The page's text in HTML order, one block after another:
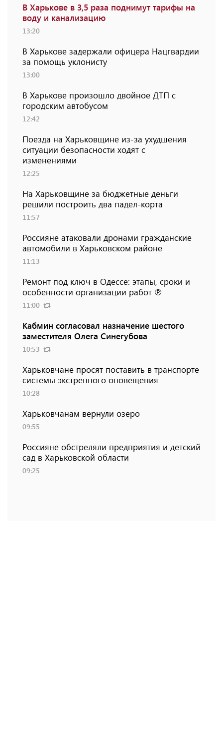
В Харькове в 3,5 раза поднимут тарифы на
воду и канализацию
13:20
В Харькове задержали офицера Нацгвардии
за помощь уклонисту
13:00
В Харькове произошло двойное ДТП с
городским автобусом
12:42
Поезда на Харьковщине из-за ухудшения
ситуации безопасности ходят с
изменениями
12:25
На Харьковщине за бюджетные деньги
решили построить два падел-корта
11:57
Россияне атаковали дронами гражданские
автомобили в Харьковском районе
11:13
Ремонт под ключ в Одессе: этапы, сроки и
особенности организации работ ℗
11:00
Кабмин согласовал назначение шестого
заместителя Олега Синегубова
10:53
Харьковчане просят поставить в транспорте
системы экстренного оповещения
10:28
Харьковчанам вернули озеро
09:55
Россияне обстреляли предприятия и детский
сад в Харьковской области
09:25